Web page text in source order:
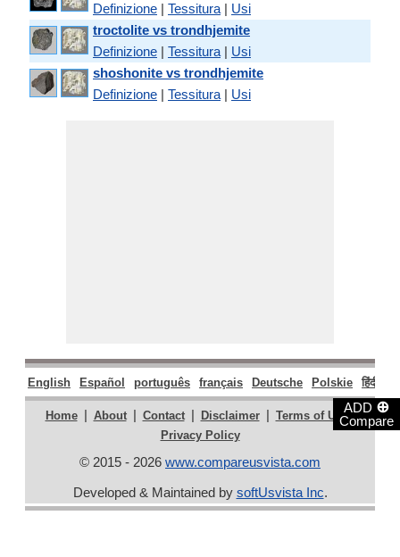
ADD ⊕
Compare
Definizione | Tessitura | Usi
troctolite vs trondhjemite
Definizione | Tessitura | Usi
shoshonite vs trondhjemite
Definizione | Tessitura | Usi
English Español português français Deutsche Polskie हिंदी
Home | About | Contact | Disclaimer | Terms of Use |
Privacy Policy
© 2015 - 2026 www.compareusvista.com
Developed & Maintained by softUsvista Inc.